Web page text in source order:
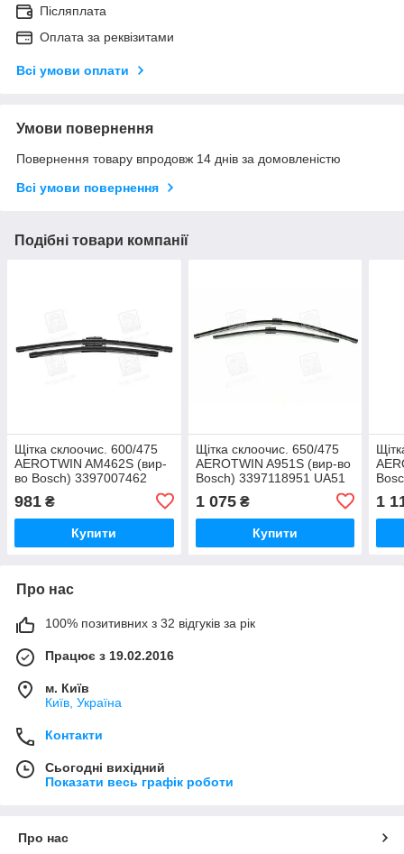
Післяплата
Оплата за реквізитами
Всі умови оплати
Умови повернення
Повернення товару впродовж 14 днів за домовленістю
Всі умови повернення
Подібні товари компанії
Щітка склоочис. 600/475
AEROTWIN AM462S (вир-
во Bosch) 3397007462
981 ₴
Купити
Щітка склоочис. 650/475
AEROTWIN A951S (вир-во
Bosch) 3397118951 UA51
1 075₴
Купити
1
Про нас
100% позитивних з 32 відгуків за рік
Працює з 19.02.2016
м. Київ
Київ, Україна
Контакти
Сьогодні вихідний
Показати весь графік роботи
Про нас